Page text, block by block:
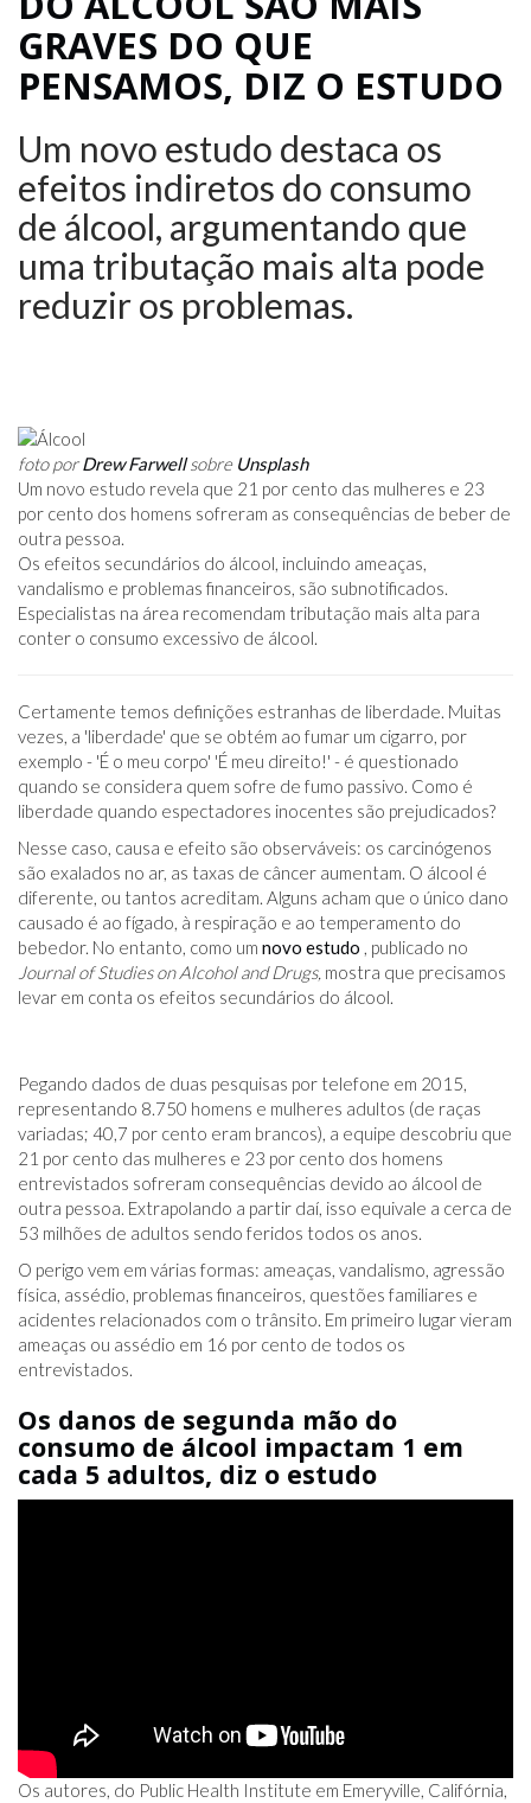
GRAVES DO QUE
PENSAMOS, DIZ O ESTUDO
Um novo estudo destaca os
efeitos indiretos do consumo
de álcool, argumentando que
uma tributação mais alta pode
reduzir os problemas.
foto porDrew Farwellsobre Unsplash
Um novo estudo revela que 21 por cento das mulheres e 23
por cento dos homens sofreram as consequências de beber de
outra pessoa.
Os efeitos secundários do álcool, incluindo ameaças,
vandalismo e problemas financeiros, são subnotificados.
Especialistas na área recomendam tributação mais alta para
conter o consumo excessivo de álcool.
Certamente temos definições estranhas de liberdade. Muitas
vezes, a 'liberdade' que se obtém ao fumar um cigarro, por
exemplo - 'É o meu corpo' 'É meu direito!' - é questionado
quando se considera quem sofre de fumo passivo. Como é
liberdade quando espectadores inocentes são prejudicados?
Nesse caso, causa e efeito são observáveis: os carcinógenos
são exalados no ar, as taxas de câncer aumentam. O álcool é
diferente, ou tantos acreditam. Alguns acham que o único dano
causado é ao fígado, à respiração e ao temperamento do
bebedor. No entanto, como um novo estudo , publicado no
Journal of Studies on Alcohol and Drugs, mostra que precisamos
levar em conta os efeitos secundários do álcool.
Pegando dados de duas pesquisas por telefone em 2015,
representando 8.750 homens e mulheres adultos (de raças
variadas; 40,7 por cento eram brancos), a equipe descobriu que
21 por cento das mulheres e 23 por cento dos homens
entrevistados sofreram consequências devido ao álcool de
outra pessoa. Extrapolando a partir daí, isso equivale a cerca de
53 milhões de adultos sendo feridos todos os anos.
O perigo vem em várias formas: ameaças, vandalismo, agressão
física, assédio, problemas financeiros, questões familiares e
acidentes relacionados com o trânsito. Em primeiro lugar vieram
ameaças ou assédio em 16 por cento de todos os
entrevistados.
Os danos de segunda mão do
consumo de álcool impactam 1 em
cada 5 adultos, diz o estudo
Os autores, do Public Health Institute em Emeryville, Califórnia,